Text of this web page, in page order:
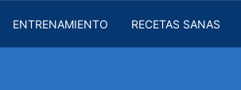
ENTRENAMIENTO RECETAS SANAS